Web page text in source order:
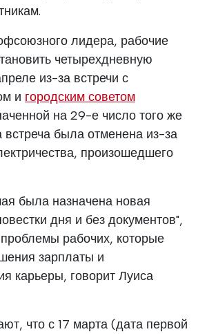
лидера, рабочие
четырехдневную
из-за встречи с
и городским советом
на 29-е число того же
встреча была отменена из-за
произошедшего
была назначена новая
дня и без документов",
рабочих, которые
зарплаты и
карьеры, говорит Луиса
что с 17 марта (дата первой